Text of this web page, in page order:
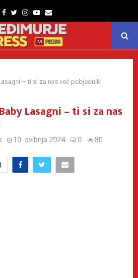
Facebook
TwitterInstagram
Youtube
Email
– ti si za nas već pobjednik!
Lasagni – ti si za nas
10. svibnja 2024 0 80